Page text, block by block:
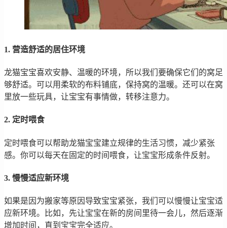
1. 营造舒适的居住环境
龙猫宝宝喜欢安静、温暖的环境，所以我们要确保它们的窝足
够舒适。可以用柔软的布料铺底，保持窝的温暖。还可以在窝
里放一些玩具，让宝宝有事情做，转移注意力。
2. 定时喂食
定时喂食可以帮助龙猫宝宝建立规律的生活习惯，减少紧张
感。你可以每天在固定的时间喂食，让宝宝形成条件反射。
3. 慢慢适应新环境
如果是因为搬家等原因导致宝宝紧张，我们可以慢慢让宝宝适
应新环境。比如，先让宝宝在新的房间里待一会儿，然后逐渐
增加时间，直到宝宝完全适应。